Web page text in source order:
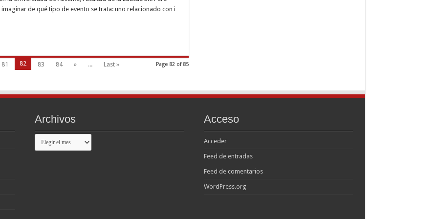
de qué tipo de evento se trata: uno relacionado con i
Page 82 of 85
81 82 83 84 » ... Last »
Archivos
Archivos
Acceso
Acceder
Feed de entradas
Feed de comentarios
WordPress.org